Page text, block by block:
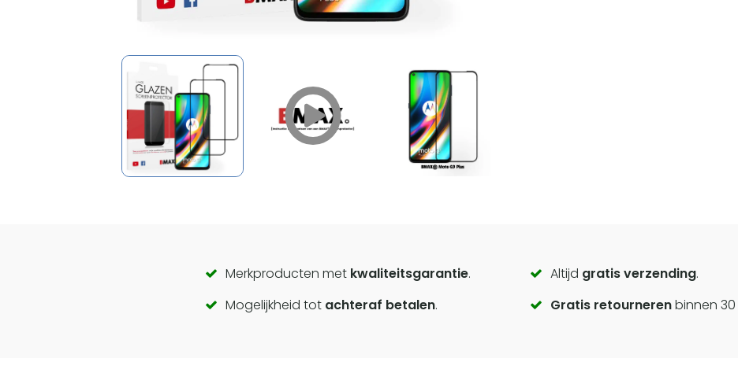
Call
to
Merkproducten met kwaliteitsgarantie. Altijd gratis verzending.
Mogelijkheid tot achteraf betalen. Gratis retournerenbinnen